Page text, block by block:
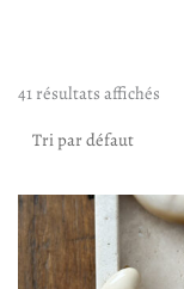
41 résultats affichés